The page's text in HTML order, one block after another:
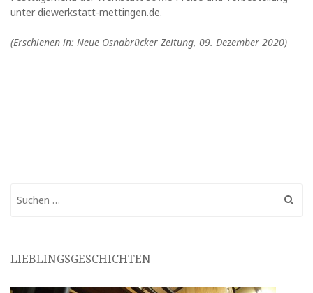
unter diewerkstatt-mettingen.de.
(Erschienen in: Neue Osnabrücker Zeitung, 09. Dezember 2020)
nach:
LIEBLINGSGESCHICHTEN